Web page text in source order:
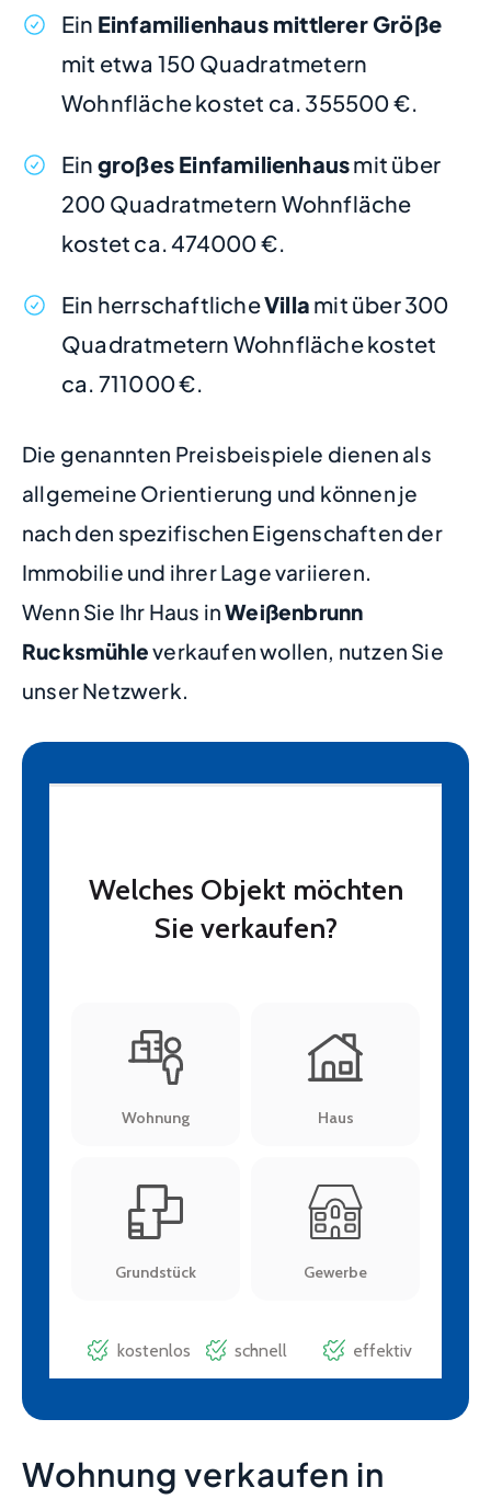
Ein Einfamilienhaus mittlerer Größe
mit etwa 150 Quadratmetern
Wohnfläche kostet ca. 355500 €.
Ein großes Einfamilienhausmit über
200 Quadratmetern Wohnfläche
kostet ca. 474000 €.
Ein herrschaftlicheVilla mit über 300
Quadratmetern Wohnfläche kostet
ca. 711000 €.
Die genannten Preisbeispiele dienen als
allgemeine Orientierung und können je
nach den spezifischen Eigenschaften der
Immobilie und ihrer Lage variieren.
Wenn Sie Ihr Haus inWeißenbrunn
Rucksmühleverkaufen wollen, nutzen Sie
unser Netzwerk.
Wohnung verkaufen in